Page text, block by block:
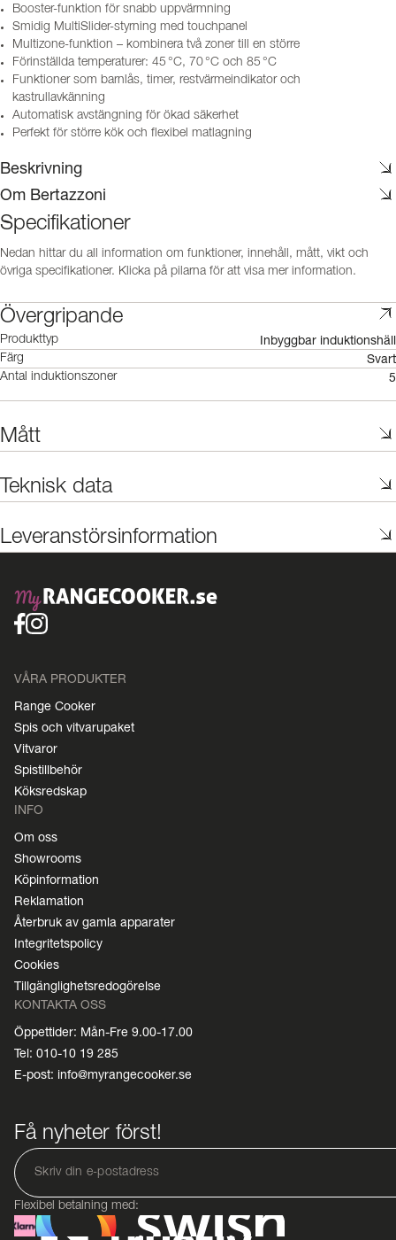
Booster-funktion för snabb uppvärmning
Smidig MultiSlider-styrning med touchpanel
Multizone-funktion – kombinera två zoner till en större
Förinställda temperaturer: 45 °C, 70 °C och 85 °C
Funktioner som barnlås, timer, restvärmeindikator och
kastrullavkänning
Automatisk avstängning för ökad säkerhet
Perfekt för större kök och flexibel matlagning
Beskrivning
Om Bertazzoni
Specifikationer
Nedan hittar du all information om funktioner, innehåll, mått, vikt och
övriga specifikationer. Klicka på pilarna för att visa mer information.
Övergripande
Produkttyp Inbyggbar induktionshäll
Färg Svart
Antal induktionszoner 5
Mått
Teknisk data
Leveranstörsinformation
VÅRA PRODUKTER
Range Cooker
Spis och vitvarupaket
Vitvaror
Spistillbehör
Köksredskap
INFO
Om oss
Showrooms
Köpinformation
Reklamation
Återbruk av gamla apparater
Integritetspolicy
Cookies
Tillgänglighetsredogörelse
KONTAKTA OSS
Öppettider: Mån-Fre 9.00-17.00
Tel: 010-10 19 285
E-post: info@myrangecooker.se
Få nyheter först!
Flexibel betalning med: